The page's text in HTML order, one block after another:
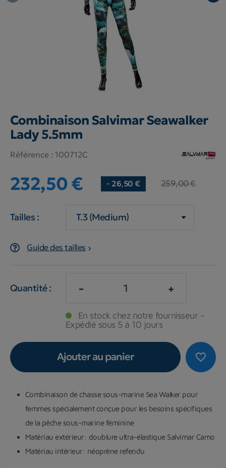
Combinaison Salvimar Seawalker
Lady 5.5mm
Référence : 100712C
232,50 € - 26,50 € 259,00 €
Tailles :
Guide des tailles
Quantité : - +
En stock chez notre fournisseur -
Expédié sous 5 à 10 jours
favorite_border
Ajouter au panier
Combinaison de chasse sous-marine Sea Walker pour
femmes spécialement conçue pour les besoins spécifiques
de la pêche sous-marine féminine
Matériau extérieur: doublure ultra-élastique Salvimar Camo
Matériau intérieur: néoprène refendu